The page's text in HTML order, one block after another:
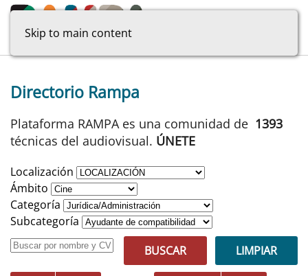
Skip to main content
Directorio Rampa
Plataforma RAMPA es una comunidad de 1393
técnicas del audiovisual. ÚNETE
Localización
Ámbito
Categoría
Subcategoría
BUSCAR
LIMPIAR